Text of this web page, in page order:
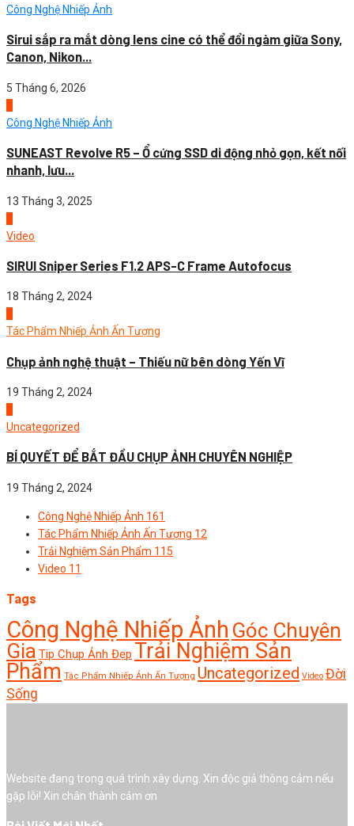
Công Nghệ Nhiếp Ảnh
Sirui sắp ra mắt dòng lens cine có thể đổi ngàm giữa Sony,
Canon, Nikon...
5 Tháng 6, 2026
Công Nghệ Nhiếp Ảnh
SUNEAST Revolve R5 – Ổ cứng SSD di động nhỏ gọn, kết nối
nhanh, lưu...
13 Tháng 3, 2025
Video
SIRUI Sniper Series F1.2 APS-C Frame Autofocus
18 Tháng 2, 2024
Tác Phẩm Nhiếp Ảnh Ấn Tượng
Chụp ảnh nghệ thuật – Thiếu nữ bên dòng Yến Vĩ
19 Tháng 2, 2024
Uncategorized
BÍ QUYẾT ĐỂ BẮT ĐẦU CHỤP ẢNH CHUYÊN NGHIỆP
19 Tháng 2, 2024
Công Nghệ Nhiếp Ảnh 161
Tác Phẩm Nhiếp Ảnh Ấn Tượng 12
Trải Nghiệm Sản Phẩm 115
Video 11
Tags
Công Nghệ Nhiếp Ảnh Góc Chuyên
Gia Tip Chụp Ảnh Đẹp Trải Nghiệm Sản
Phẩm Tác Phẩm Nhiếp Ảnh Ấn Tượng Uncategorized Video Đời
Sống
Website đang trong quá trình xây dựng. Xin độc giả thông cảm nếu
gặp lỗi! Xin chân thành cảm ơn